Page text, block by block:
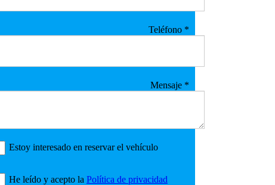
Teléfono *
Mensaje *
Estoy interesado en reservar el vehículo
He leído y acepto la Política de privacidad